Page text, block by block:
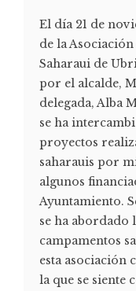
El día 21 de
de la
Saharaui de
por el alcalde,
delegada, Alba
se ha
proyectos
saharauis por
algunos
Ayuntamiento.
se ha abordado
campamentos
esta asociación
la que se siente